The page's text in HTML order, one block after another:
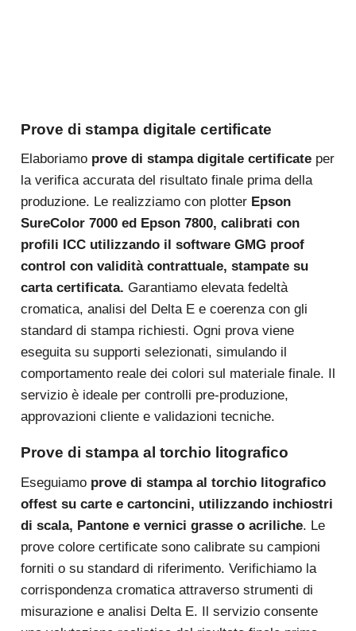
Prove di stampa digitale certificate
Elaboriamo prove di stampa digitale certificateper
la verifica accurata del risultato finale prima della
produzione. Le realizziamo con plotter Epson
SureColor 7000 ed Epson 7800, calibrati con
profili ICC utilizzando il software GMG proof
control con validità contrattuale, stampate su
carta certificata. Garantiamo elevata fedeltà
cromatica, analisi del Delta E e coerenza con gli
standard di stampa richiesti. Ogni prova viene
eseguita su supporti selezionati, simulando il
comportamento reale dei colori sul materiale finale. Il
servizio è ideale per controlli pre-produzione,
approvazioni cliente e validazioni tecniche.
Prove di stampa al torchio litografico
Eseguiamo prove di stampa al torchio litografico
offest su carte e cartoncini, utilizzando inchiostri
di scala, Pantone e vernici grasse o acriliche. Le
prove colore certificate sono calibrate su campioni
forniti o su standard di riferimento. Verifichiamo la
corrispondenza cromatica attraverso strumenti di
misurazione e analisi Delta E. Il servizio consente